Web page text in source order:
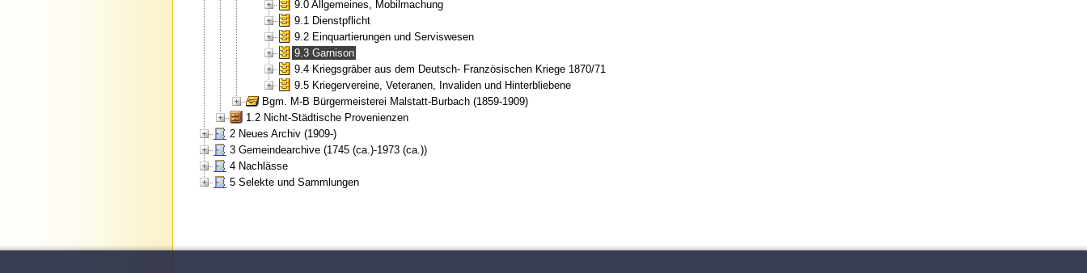
9.0 Allgemeines, Mobilmachung
9.1 Dienstpflicht
9.2 Einquartierungen und Serviswesen
9.3 Garnison
9.4 Kriegsgräber aus dem Deutsch- Französischen Kriege 1870/71
9.5 Kriegervereine, Veteranen, Invaliden und Hinterbliebene
Bgm. M-B Bürgermeisterei Malstatt-Burbach (1859-1909)
1.2 Nicht-Städtische Provenienzen
2 Neues Archiv (1909-)
3 Gemeindearchive (1745 (ca.)-1973 (ca.))
4 Nachlässe
5 Selekte und Sammlungen